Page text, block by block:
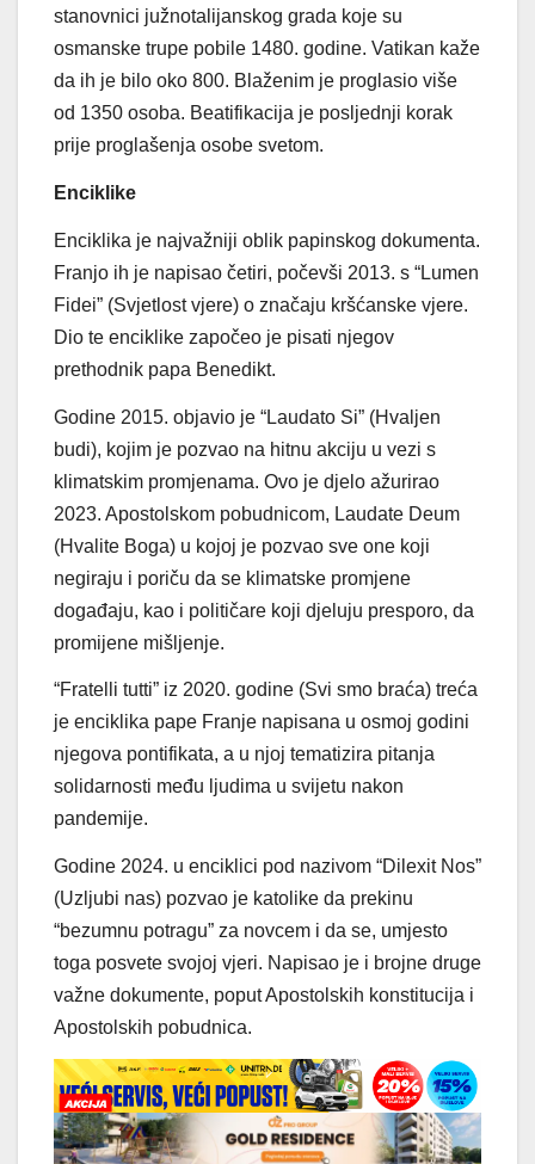
stanovnici južnotalijanskog grada koje su
osmanske trupe pobile 1480. godine. Vatikan kaže
da ih je bilo oko 800. Blaženim je proglasio više
od 1350 osoba. Beatifikacija je posljednji korak
prije proglašenja osobe svetom.
Enciklike
Enciklika je najvažniji oblik papinskog dokumenta.
Franjo ih je napisao četiri, počevši 2013. s “Lumen
Fidei” (Svjetlost vjere) o značaju kršćanske vjere.
Dio te enciklike započeo je pisati njegov
prethodnik papa Benedikt.
Godine 2015. objavio je “Laudato Si” (Hvaljen
budi), kojim je pozvao na hitnu akciju u vezi s
klimatskim promjenama. Ovo je djelo ažurirao
2023. Apostolskom pobudnicom, Laudate Deum
(Hvalite Boga) u kojoj je pozvao sve one koji
negiraju i poriču da se klimatske promjene
događaju, kao i političare koji djeluju presporo, da
promijene mišljenje.
“Fratelli tutti” iz 2020. godine (Svi smo braća) treća
je enciklika pape Franje napisana u osmoj godini
njegova pontifikata, a u njoj tematizira pitanja
solidarnosti među ljudima u svijetu nakon
pandemije.
Godine 2024. u enciklici pod nazivom “Dilexit Nos”
(Uzljubi nas) pozvao je katolike da prekinu
“bezumnu potragu” za novcem i da se, umjesto
toga posvete svojoj vjeri. Napisao je i brojne druge
važne dokumente, poput Apostolskih konstitucija i
Apostolskih pobudnica.